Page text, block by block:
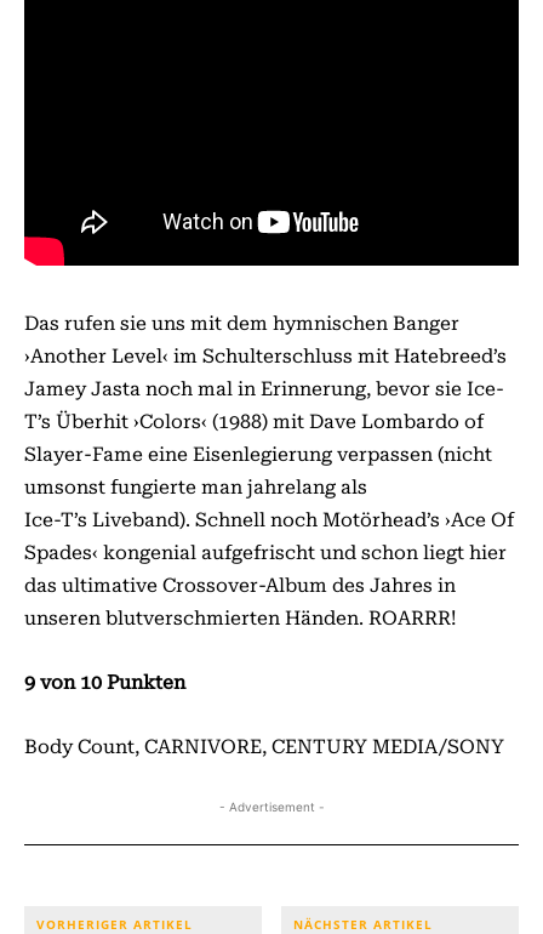
Das rufen sie uns mit dem hymnischen Banger
›Another Level‹ im Schulterschluss mit Hatebreed’s
Jamey Jasta noch mal in Erinnerung, bevor sie Ice-
T’s Überhit ›Colors‹ (1988) mit Dave Lombardo of
Slayer-Fame eine Eisenlegierung verpassen (nicht
umsonst fungierte man jahrelang als
Ice-T’s Liveband). Schnell noch Motörhead’s ›Ace Of
Spades‹ kongenial aufgefrischt und schon liegt hier
das ultimative Crossover-Album des Jahres in
unseren blutverschmierten Händen. ROARRR!
9 von 10 Punkten
Body Count, CARNIVORE, CENTURY MEDIA/SONY
- Advertisement -
VORHERIGER ARTIKEL NÄCHSTER ARTIKEL